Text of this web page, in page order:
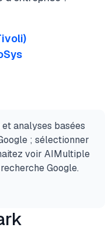
analyses basées
; sélectionner
voir AIMultiple
Google.